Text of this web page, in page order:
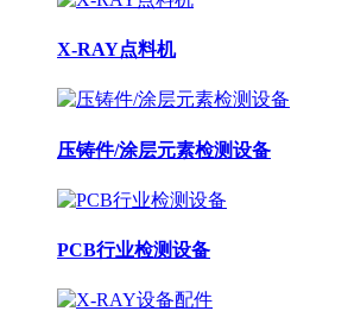
X-RAY点料机
压铸件/涂层元素检测设备
PCB行业检测设备